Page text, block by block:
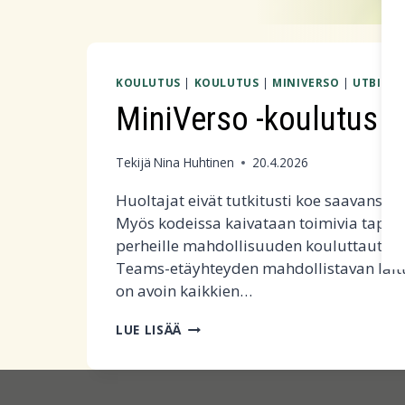
KOULUTUS | KOULUTUS | MINIVERSO |
MiniVerso -koulutus
Tekijä Nina Huhtinen 20.4.2026
Huoltajat eivät tutkitusti koe saavansa
Myös kodeissa kaivataan toimivia
perheille mahdollisuuden kouluttautua
Teams-etäyhteyden mahdollistavan
on avoin kaikkien…
LUE LISÄÄ MINIVERSO
KOULUTUS